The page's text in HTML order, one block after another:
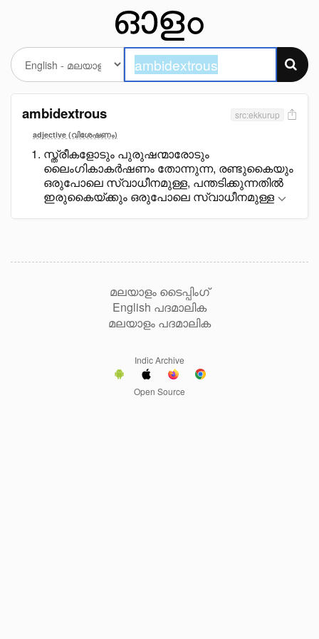
ambidextrous src:ekkurup
adjective (വിശേഷണം)
സ്ത്രീകളോടും പുരുഷന്മാരോടും
ലെെംഗികാകർഷണം തോന്നുന്ന, രണ്ടുകെെയും
ഒരുപോലെ സ്വാധീനമുള്ള, പന്തടിക്കുന്നതിൽ
ഇരുകെെയ്ക്കും ഒരുപോലെ സ്വാധീനമുള്ള
മലയാളം ടൈപ്പിംഗ്
English പദമാലിക
മലയാളം പദമാലിക
Indic Archive
Open Source